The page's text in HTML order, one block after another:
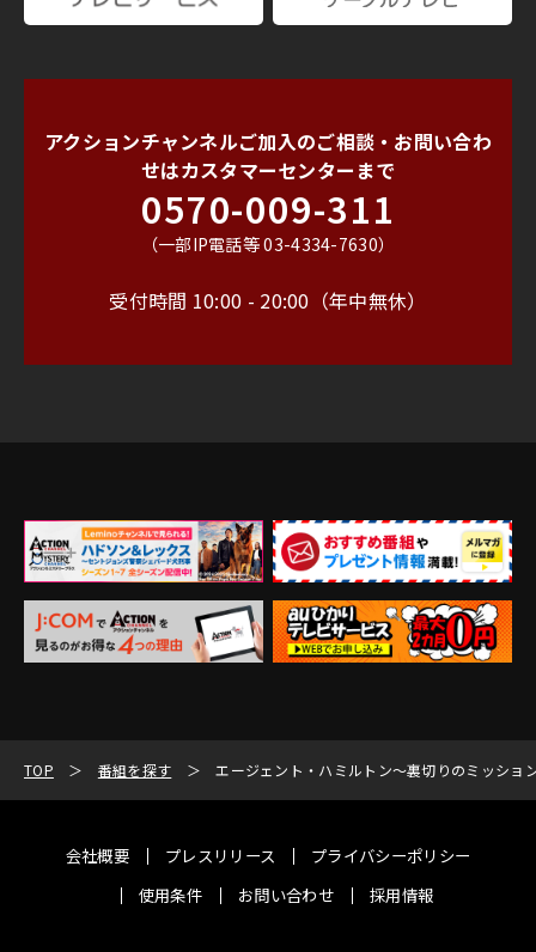
アクションチャンネルご加入のご相談・お問い合わ
せはカスタマーセンターまで
0570-009-311
（一部IP電話等 03-4334-7630）
受付時間 10:00 - 20:00（年中無休）
TOP 番組を探す エージェント・ハミルトン～裏切りのミッショ
会社概要 プレスリリース
プライバシーポリシー
使用条件
お問い合わせ 採用情報